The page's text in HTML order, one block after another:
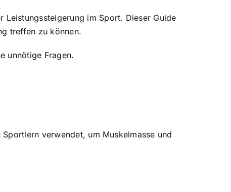
im Sport. Dieser Guide
treffen zu können.
unnötige Fragen.
verwendet, um Muskelmasse und